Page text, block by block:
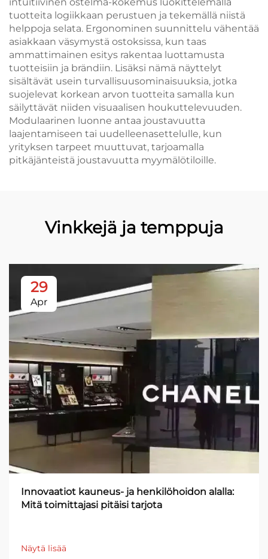
tuotteita logiikkaan perustuen ja tekemällä niistä
helppoja selata. Ergonominen suunnittelu vähentää
asiakkaan väsymystä ostoksissa, kun taas
ammattimainen esitys rakentaa luottamusta
tuotteisiin ja brändiin. Lisäksi nämä näyttelyt
sisältävät usein turvallisuusominaisuuksia, jotka
suojelevat korkean arvon tuotteita samalla kun
säilyttävät niiden visuaalisen houkuttelevuuden.
Modulaarinen luonne antaa joustavuutta
laajentamiseen tai uudelleenasettelulle, kun
yrityksen tarpeet muuttuvat, tarjoamalla
pitkäjänteistä joustavuutta myymälötiloille.
Vinkkejä ja temppuja
29
Apr
Innovaatiot kauneus- ja henkilöhoidon alalla:
Mitä toimittajasi pitäisi tarjota
Näytä lisää